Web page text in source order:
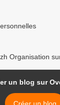
Organisation
un blog sur